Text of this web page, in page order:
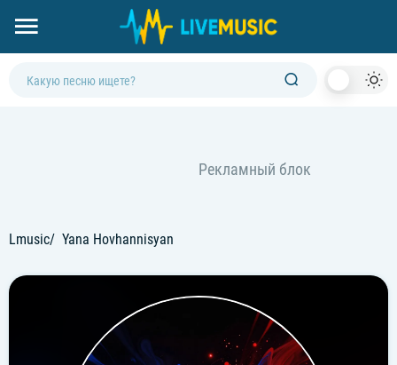
Lmusic Yana Hovhannisyan